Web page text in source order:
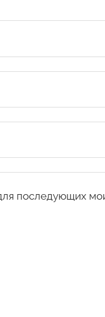
последующих